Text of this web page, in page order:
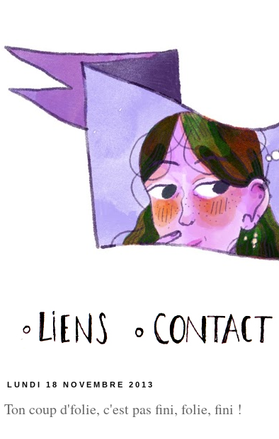
LUNDI 18 NOVEMBRE 2013
Ton coup d'folie, c'est pas fini, folie, fini !